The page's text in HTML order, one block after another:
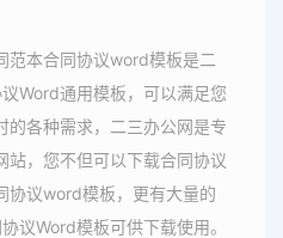
范本合同协议word模板是二
Word通用模板，可以满足您
的各种需求，二三办公网是专
站，您不但可以下载合同协议
协议word模板，更有大量的
议Word模板可供下载使用。